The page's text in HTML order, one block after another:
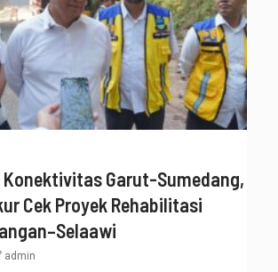
Garut-Sumedang,
Cek Proyek Rehabilitasi
admin